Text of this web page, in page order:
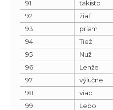
91 takisto
92
žiaľ
93
priam
94
Tiež
95
Nuž
96
Lenže
97
výlučne
98
viac
99
Lebo